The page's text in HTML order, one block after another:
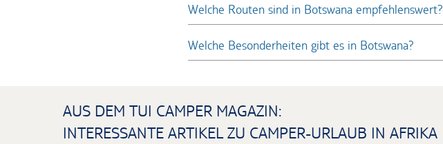
Welche Routen sind in Botswana empfehlenswert?
Welche Besonderheiten gibt es in Botswana?
AUS DEM TUI CAMPER MAGAZIN:
INTERESSANTE ARTIKEL ZU CAMPER-URLAUB IN AFRIKA